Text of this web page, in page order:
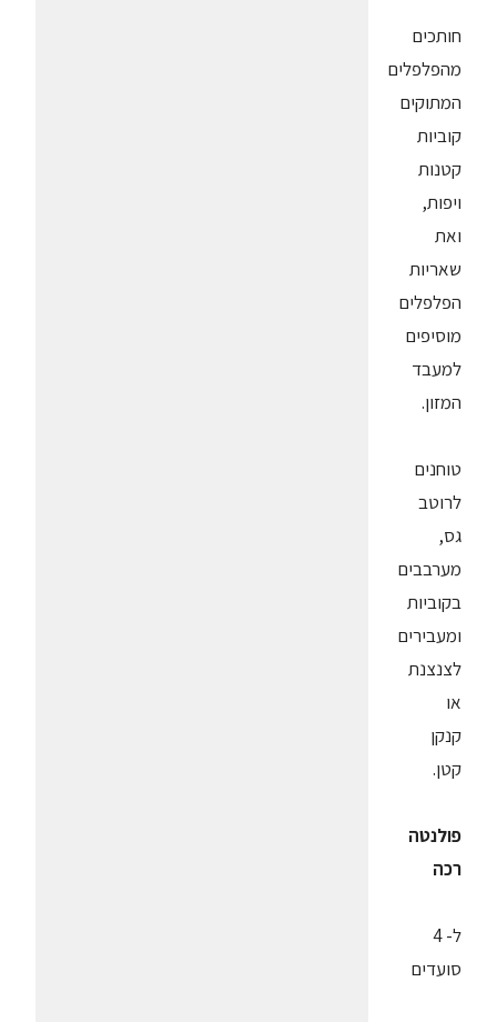
חותכים
מהפלפלים
המתוקים
קוביות
קטנות
ויפות,
ואת
שאריות
הפלפלים
מוסיפים
למעבד
המזון.
טוחנים
לרוטב
גס,
מערבבים
בקוביות
ומעבירים
לצנצנת
או
קנקן
קטן.
פולנטה
רכה
ל- 4
סועדים